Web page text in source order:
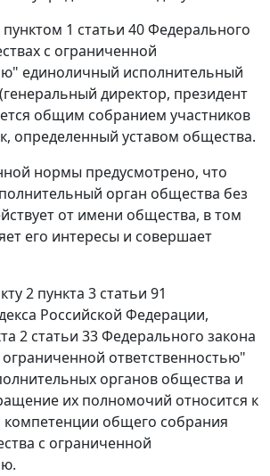
пунктом 1 статьи 40 Федерального
с ограниченной
единоличный исполнительный
директор, президент
общим собранием участников
определенный уставом общества.
нормы предусмотрено, что
орган общества без
от имени общества, в том
его интересы и совершает
2 пункта 3 статьи 91
Российской Федерации,
2 статьи 33 Федерального закона
ответственностью"
органов общества и
их полномочий относится к
общего собрания
с ограниченной